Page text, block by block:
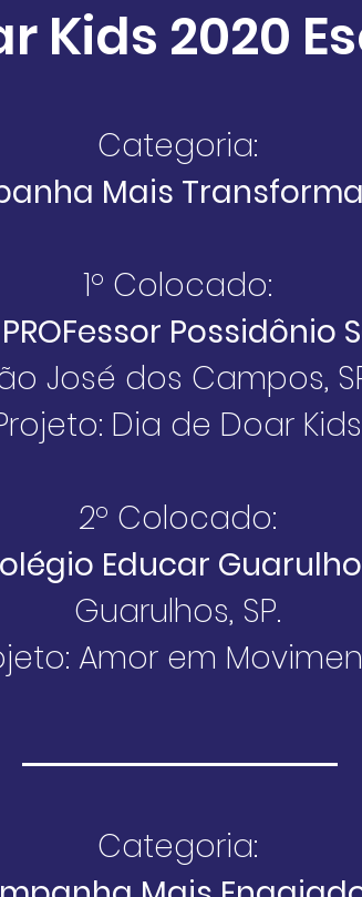
Kids 2020
Categoria:
Mais
1º Colocado:
PROFessor Possidônio
José dos Campos,
Dia de Doar Kids
2º Colocado:
Educar
Guarulhos, SP.
Amor em
Categoria: